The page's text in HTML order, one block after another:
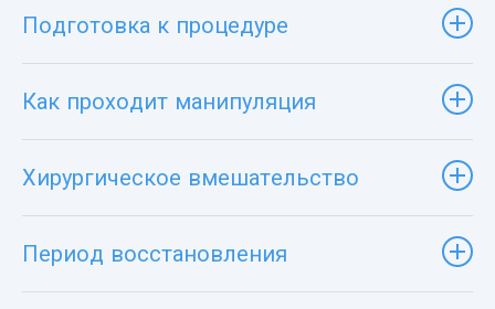
Подготовка к процедуре
Как проходит манипуляция
Хирургическое вмешательство
Период восстановления